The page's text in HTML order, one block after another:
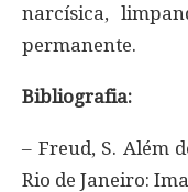
narcísica,
permanente.
Bibliografia:
– Freud, S. Além
Rio de Janeiro: